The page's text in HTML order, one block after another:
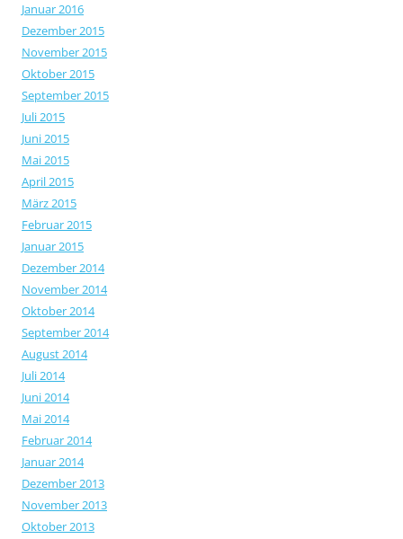
Januar 2016
Dezember 2015
November 2015
Oktober 2015
September 2015
Juli 2015
Juni 2015
Mai 2015
April 2015
März 2015
Februar 2015
Januar 2015
Dezember 2014
November 2014
Oktober 2014
September 2014
August 2014
Juli 2014
Juni 2014
Mai 2014
Februar 2014
Januar 2014
Dezember 2013
November 2013
Oktober 2013